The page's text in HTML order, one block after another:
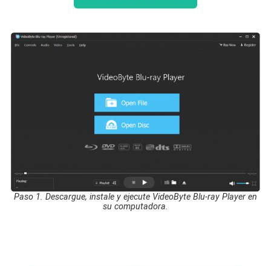
Paso 1. Descargue, instale y ejecute VideoByte Blu-ray Player en
su computadora.